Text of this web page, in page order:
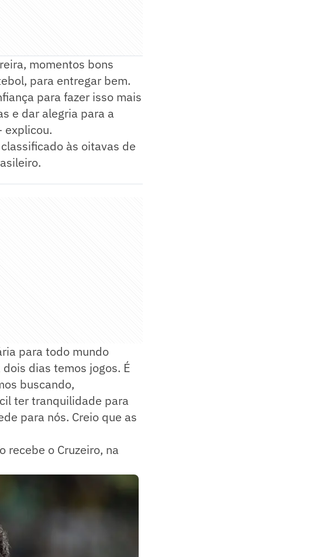
momentos bons
para entregar bem.
para fazer isso mais
e dar alegria para a
explicou.
às oitavas de
para todo mundo
dias temos jogos. É
buscando,
ter tranquilidade para
para nós. Creio que as
recebe o Cruzeiro, na